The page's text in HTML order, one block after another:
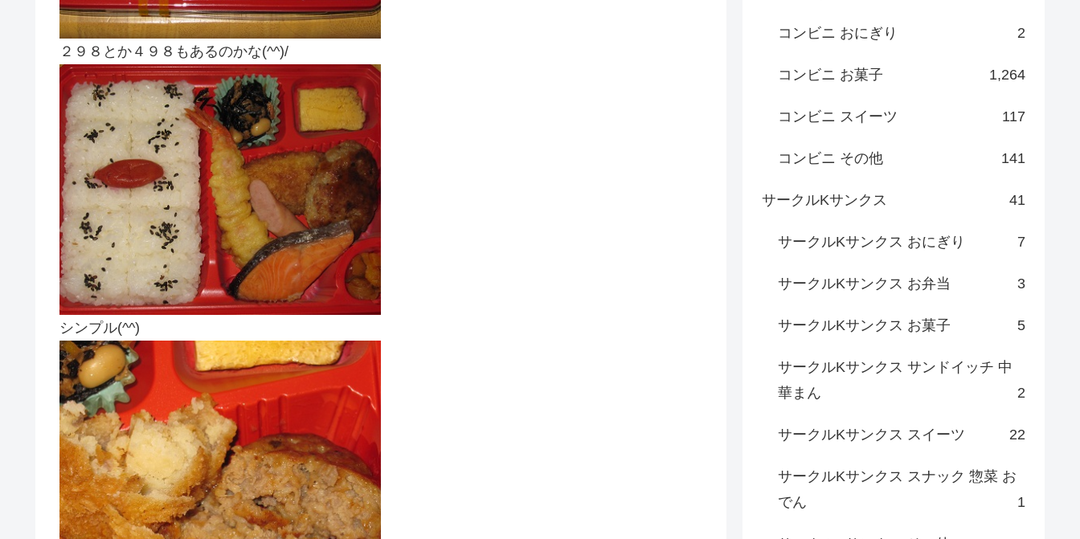
２９８とか４９８もあるのかな(^^)/
シンプル(^^)
コンビニ おにぎり 2
コンビニ お菓子 1,264
コンビニ スイーツ 117
コンビニ その他 141
サークルKサンクス 41
サークルKサンクス おにぎり 7
サークルKサンクス お弁当 3
サークルKサンクス お菓子 5
サークルKサンクス サンドイッチ 中
華まん
2
サークルKサンクス スイーツ 22
サークルKサンクス スナック 惣菜 お
でん
1